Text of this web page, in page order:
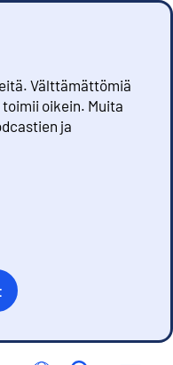
Välttämättömiä
oikein. Muita
ja